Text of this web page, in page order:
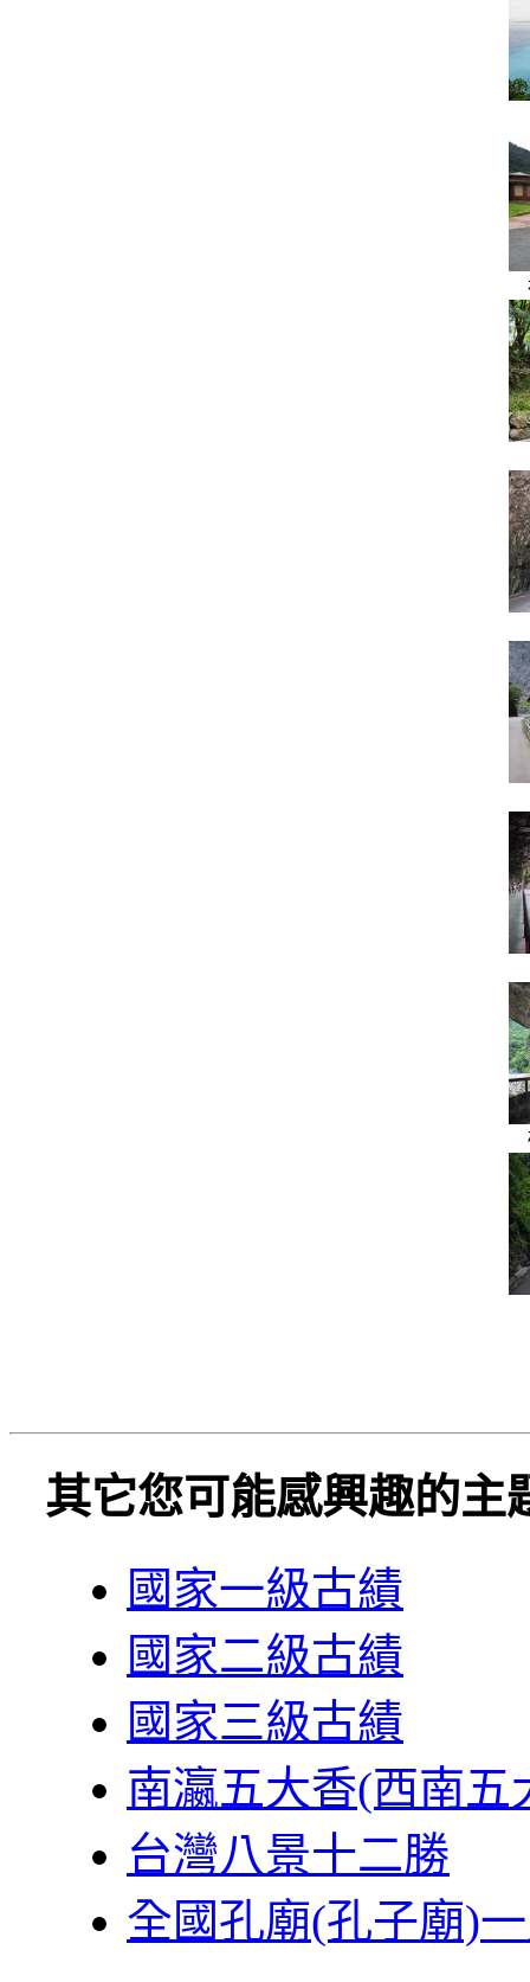
其它您可能感興趣的主
國家一級古績
國家二級古績
國家三級古績
南瀛五大香(西南五
台灣八景十二勝
全國孔廟(孔子廟)